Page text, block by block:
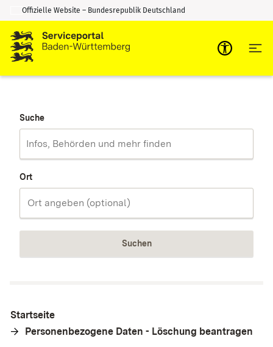
Zum Inhalt springen
Zur Suche springen
Offizielle Website – Bundesrepublik Deutschland
Suche
Ort
Suchen
Startseite
Personenbezogene Daten - Löschung beantragen